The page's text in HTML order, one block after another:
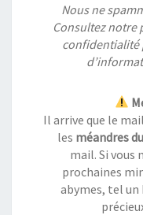
Nous ne
Consultez notre
confidentialité
Il arrive que le
les méandres
mail. Si vous
prochaines
abymes, tel un